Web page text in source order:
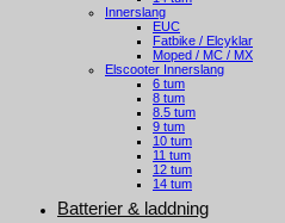
Innerslang
EUC
Fatbike / Elcyklar
Moped / MC / MX
Elscooter Innerslang
6 tum
8 tum
8.5 tum
9 tum
10 tum
11 tum
12 tum
14 tum
Batterier & laddning